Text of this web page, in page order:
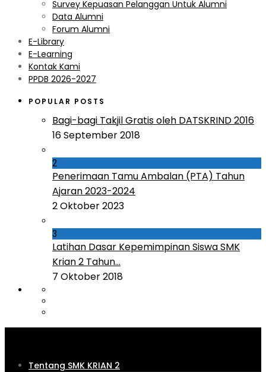
Survey Kepuasan Pelanggan Untuk Alumni
Data Alumni
Forum Alumni
E-Library
E-Learning
Kontak Kami
PPDB 2026-2027
POPULAR POSTS
Bagi-bagi Takjil Gratis oleh DATSKRIND 2016
16 September 2018
2
Penerimaan Tamu Ambalan (PTA) Tahun
Ajaran 2023-2024
2 Oktober 2023
3
Latihan Dasar Kepemimpinan Siswa SMK
Krian 2 Tahun...
7 Oktober 2018
Tentang SMK KRIAN 2